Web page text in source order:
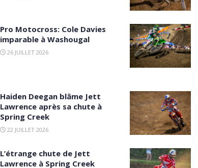
Pro Motocross: Cole Davies
imparable à Washougal
26 JUILLET 2026
Haiden Deegan blâme Jett
Lawrence après sa chute à
Spring Creek
22 JUILLET 2026
L’étrange chute de Jett
Lawrence à Spring Creek